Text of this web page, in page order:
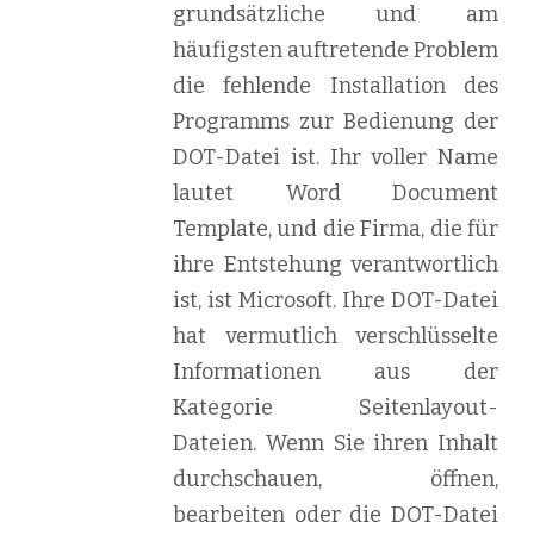
grundsätzliche und am
häufigsten auftretende Problem
die fehlende Installation des
Programms zur Bedienung der
DOT-Datei ist. Ihr voller Name
lautet Word Document
Template, und die Firma, die für
ihre Entstehung verantwortlich
ist, ist Microsoft. Ihre DOT-Datei
hat vermutlich verschlüsselte
Informationen aus der
Kategorie Seitenlayout-
Dateien. Wenn Sie ihren Inhalt
durchschauen, öffnen,
bearbeiten oder die DOT-Datei